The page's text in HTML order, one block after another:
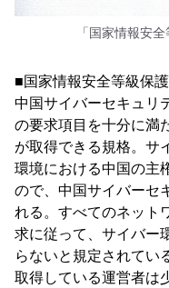
「国家情報安
■国家情報安全等級保
中国サイバーセキュリ
の要求項目を十分に満
が取得できる規格。サ
環境における中国の主
ので、中国サイバーセ
れる。すべてのネット
求に従って、サイバー
らないと規定されてい
取得している運営者は